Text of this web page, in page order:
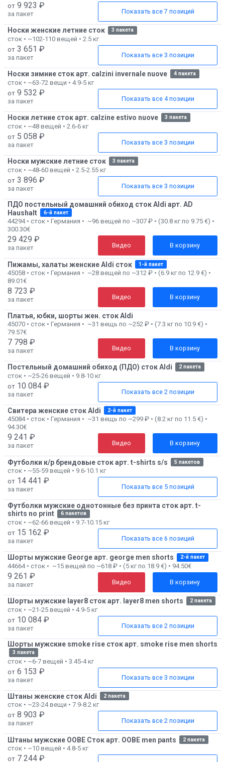
от 9 923 ₽
за пакет Показать все 7 позиций
Носки женские летние сток 3 пакета
сток • ~102-110 вещей • 2.5 кг
от 3 651 ₽
за пакет Показать все 3 позиции
Носки зимние сток арт. calzini invernale nuove 4 пакета
сток • ~63-72 вещи • 4.9-5 кг
от 9 532 ₽
за пакет Показать все 4 позиции
Носки летние сток арт. calzine estivo nuove 3 пакета
сток • ~48 вещей • 2.6-6 кг
от 5 058 ₽
за пакет Показать все 3 позиции
Носки мужские летние сток 3 пакета
сток • ~48-60 вещей • 2.5-2.55 кг
от 3 896 ₽
за пакет Показать все 3 позиции
ПДО постельный домашний обиход сток Aldi арт. AD
Haushalt
6-й пакет
44294 • сток • Германия • ~96 вещей по ~307 ₽ • (30.8 кг по 9.75 €) •
300.30€
29 429 ₽
за пакет Видео В корзину
Пижамы, халаты женские Aldi сток 1-й пакет
45058 • сток • Германия • ~28 вещей по ~312 ₽ • (6.9 кг по 12.9 €) •
89.01€
8 723 ₽
за пакет Видео В корзину
Платья, юбки, шорты жен. сток Aldi
45070 • сток • Германия • ~31 вещь по ~252 ₽ • (7.3 кг по 10.9 €) •
79.57€
7 798 ₽
за пакет Видео В корзину
Постельный домашний обиход (ПДО) сток Aldi 2 пакета
сток • ~25-26 вещей • 9.8-10 кг
от 10 084 ₽
за пакет Показать все 2 позиции
Свитера женские сток Aldi 2-й пакет
45084 • сток • Германия • ~31 вещь по ~299 ₽ • (8.2 кг по 11.5 €) •
94.30€
9 241 ₽
за пакет Видео В корзину
Футболки к/р брендовые сток арт. t-shirts s/s 5 пакетов
сток • ~55-59 вещей • 9.6-10.1 кг
от 14 441 ₽
за пакет Показать все 5 позиций
Футболки мужские однотонные без принта сток арт. t-
shirts no print
6 пакетов
сток • ~62-66 вещей • 9.7-10.15 кг
от 15 162 ₽
за пакет Показать все 6 позиций
Шорты мужские George арт. george men shorts 2-й пакет
44664 • сток • ~15 вещей по ~618 ₽ • (5 кг по 18.9 €) • 94.50€
9 261 ₽
за пакет Видео В корзину
Шорты мужские layer8 сток арт. layer8 men shorts 2 пакета
сток • ~21-25 вещей • 4.9-5 кг
от 10 084 ₽
за пакет Показать все 2 позиции
Шорты мужские smoke rise сток арт. smoke rise men shorts
3 пакета
сток • ~6-7 вещей • 3.45-4 кг
от 6 153 ₽
за пакет Показать все 3 позиции
Штаны женские сток Aldi 2 пакета
сток • ~23-24 вещи • 7.9-8.2 кг
от 8 903 ₽
за пакет Показать все 2 позиции
Штаны мужские OOBE Сток арт. OOBE men pants 2 пакета
сток • ~10 вещей • 4.8-5 кг
от 7 244 ₽